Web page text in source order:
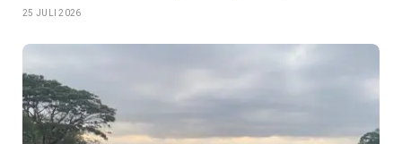
25 JULI 2026